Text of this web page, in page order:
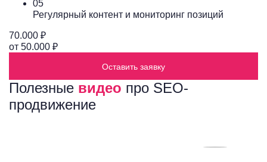
05
Регулярный контент и мониторинг позиций
70.000 ₽
от 50.000 ₽
Оставить заявку
Полезные видео про SEO-
продвижение